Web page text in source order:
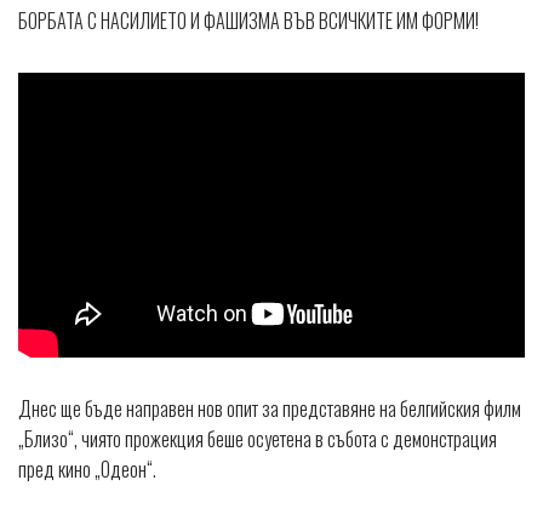
БОРБАТА С НАСИЛИЕТО И ФАШИЗМА ВЪВ ВСИЧКИТЕ ИМ ФОРМИ!
Днес ще бъде направен нов опит за представяне на белгийския филм
„Близо“, чиято прожекция беше осуетена в събота с демонстрация
пред кино „Одеон“.